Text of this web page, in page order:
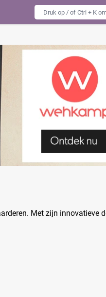
Met zijn innovatieve